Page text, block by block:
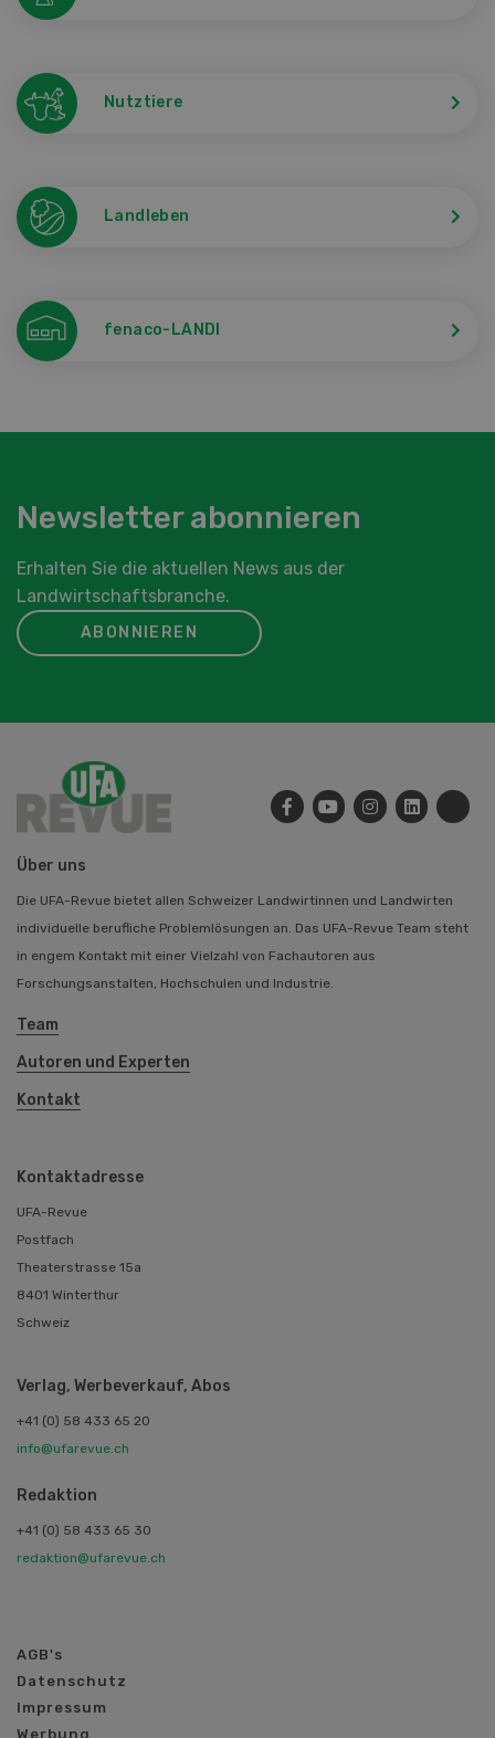
Nutztiere
Landleben
fenaco-LANDI
Newsletter abonnieren
Erhalten Sie die aktuellen News aus der
Landwirtschaftsbranche.
ABONNIEREN
Über uns
Die UFA-Revue bietet allen Schweizer Landwirtinnen und Landwirten
individuelle berufliche Problemlösungen an. Das UFA-Revue Team steht
in engem Kontakt mit einer Vielzahl von Fachautoren aus
Forschungsanstalten, Hochschulen und Industrie.
Team
Autoren und Experten
Kontakt
Kontaktadresse
UFA-Revue
Postfach
Theaterstrasse 15a
8401 Winterthur
Schweiz
Verlag, Werbeverkauf, Abos
+41 (0) 58 433 65 20
info@ufarevue.ch
Redaktion
+41 (0) 58 433 65 30
redaktion@ufarevue.ch
AGB's
Datenschutz
Impressum
Werbung